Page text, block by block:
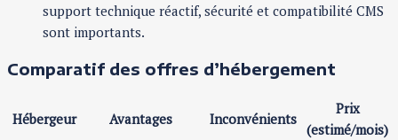
support technique réactif, sécurité et compatibilité CMS
sont importants.
Comparatif des offres d’hébergement
Hébergeur Avantages Inconvénients
Prix
(estimé/mois)